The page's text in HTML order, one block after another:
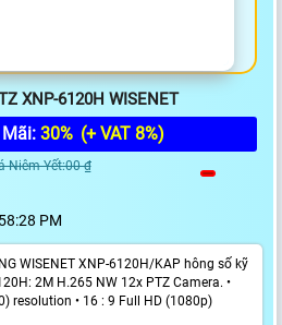
XNP-6120H WISENET
Mãi: 30% (+ VAT 8%)
Niêm Yết:00 ₫
PM
WISENET XNP-6120H/KAP hông số kỹ
2M H.265 NW 12x PTZ Camera. •
resolution • 16 : 9 Full HD (1080p)